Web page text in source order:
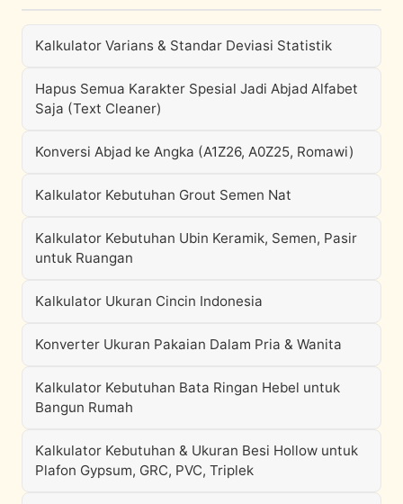
Kalkulator Varians & Standar Deviasi Statistik
Hapus Semua Karakter Spesial Jadi Abjad Alfabet
Saja (Text Cleaner)
Konversi Abjad ke Angka (A1Z26, A0Z25, Romawi)
Kalkulator Kebutuhan Grout Semen Nat
Kalkulator Kebutuhan Ubin Keramik, Semen, Pasir
untuk Ruangan
Kalkulator Ukuran Cincin Indonesia
Konverter Ukuran Pakaian Dalam Pria & Wanita
Kalkulator Kebutuhan Bata Ringan Hebel untuk
Bangun Rumah
Kalkulator Kebutuhan & Ukuran Besi Hollow untuk
Plafon Gypsum, GRC, PVC, Triplek